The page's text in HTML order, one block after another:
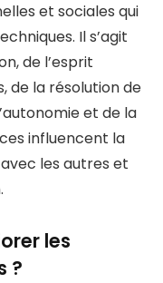
et sociales qui
Il s’agit
de l’esprit
de la résolution de
et de la
influencent la
les autres et
les
?